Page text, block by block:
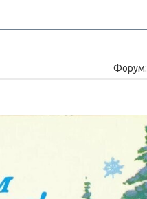
Форум: